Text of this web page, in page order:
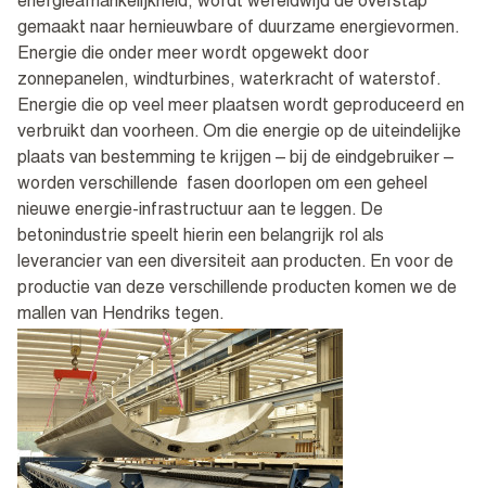
energieafhankelijkheid, wordt wereldwijd de overstap
gemaakt naar hernieuwbare of duurzame energievormen.
Energie die onder meer wordt opgewekt door
zonnepanelen, windturbines, waterkracht of waterstof.
Energie die op veel meer plaatsen wordt geproduceerd en
verbruikt dan voorheen. Om die energie op de uiteindelijke
plaats van bestemming te krijgen – bij de eindgebruiker –
worden verschillende fasen doorlopen om een geheel
nieuwe energie-infrastructuur aan te leggen. De
betonindustrie speelt hierin een belangrijk rol als
leverancier van een diversiteit aan producten. En voor de
productie van deze verschillende producten komen we de
mallen van Hendriks tegen.